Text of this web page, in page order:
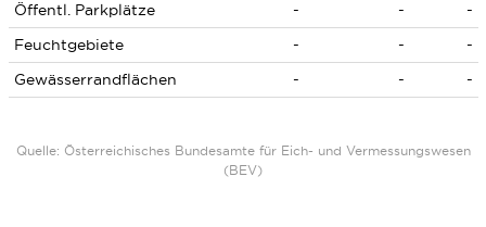
Öffentl. Parkplätze
- -
-
Feuchtgebiete
- -
-
Gewässerrandflächen
- - -
Quelle: Österreichisches Bundesamte für Eich- und Vermessungswesen
(BEV)